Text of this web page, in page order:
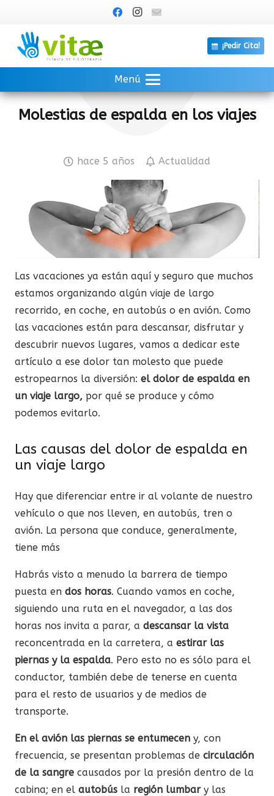
¡Pedir Cita!
Menú
Molestias de espalda en los viajes
hace 5 años Actualidad
Las vacaciones ya están aquí y seguro que muchos
estamos organizando algún viaje de largo
recorrido, en coche, en autobús o en avión. Como
las vacaciones están para descansar, disfrutar y
descubrir nuevos lugares, vamos a dedicar este
artículo a ese dolor tan molesto que puede
estropearnos la diversión: el dolor de espalda en
un viaje largo, por qué se produce y cómo
podemos evitarlo.
Las causas del dolor de espalda en
un viaje largo
Hay que diferenciar entre ir al volante de nuestro
vehículo o que nos lleven, en autobús, tren o
avión. La persona que conduce, generalmente,
tiene más
Habrás visto a menudo la barrera de tiempo
puesta en dos horas. Cuando vamos en coche,
siguiendo una ruta en el navegador, a las dos
horas nos invita a parar, a descansar la vista
reconcentrada en la carretera, a estirar las
piernas y la espalda. Pero esto no es sólo para el
conductor, también debe de tenerse en cuenta
para el resto de usuarios y de medios de
transporte.
En el avión las piernas se entumecen y, con
frecuencia, se presentan problemas de circulación
de la sangre causados por la presión dentro de la
cabina; en el autobús la región lumbary las